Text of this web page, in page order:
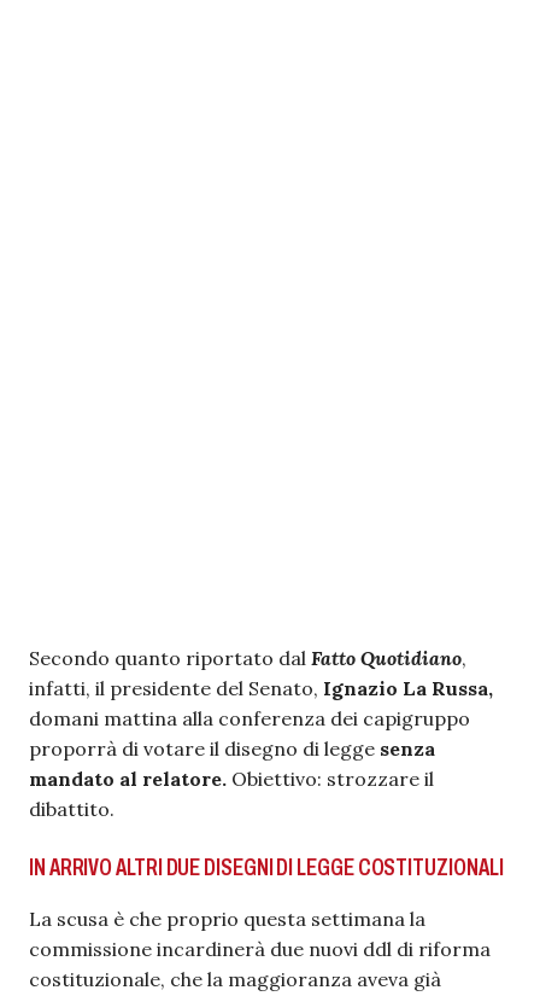
Secondo quanto riportato dal Fatto Quotidiano,
infatti, il presidente del Senato, Ignazio La Russa,
domani mattina alla conferenza dei capigruppo
proporrà di votare il disegno di legge senza
mandato al relatore. Obiettivo: strozzare il
dibattito.
IN ARRIVO ALTRI DUE DISEGNI DI LEGGE COSTITUZIONALI
La scusa è che proprio questa settimana la
commissione incardinerà due nuovi ddl di riforma
costituzionale, che la maggioranza aveva già